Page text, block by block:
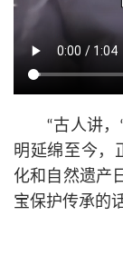
“古人讲
明延绵至今，
化和自然遗产
宝保护传承的